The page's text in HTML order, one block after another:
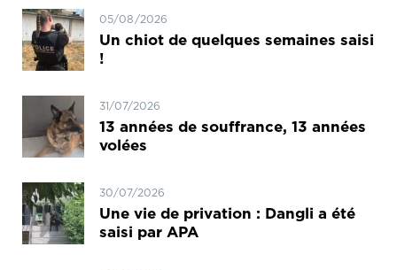
05/08/2026
Un chiot de quelques semaines saisi
!
31/07/2026
13 années de souffrance, 13 années
volées
30/07/2026
Une vie de privation : Dangli a été
saisi par APA